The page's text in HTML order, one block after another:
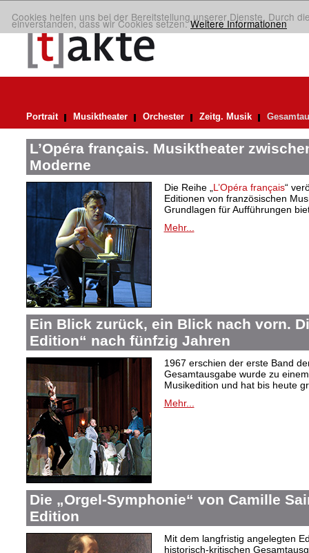
Cookies helfen uns bei der Bereitstellung unserer Dienste. Durch
einverstanden, dass wir Cookies setzen.Weitere Informationen
Portrait Musiktheater Orchester Zeitg. Musik
L’Opéra français. Musiktheater
Moderne
Die Reihe „ L’Opéra français“
Editionen von französischen
Grundlagen für Aufführungen
Mehr...
Ein Blick zurück, ein Blick nach vorn.
Edition“ nach fünfzig Jahren
1967 erschien der erste Band
Gesamtausgabe wurde zu
Musikedition und hat bis heute
Mehr...
Die „Orgel-Symphonie“ von Camille
Edition
Mit dem langfristig angelegten
historisch-kritischen